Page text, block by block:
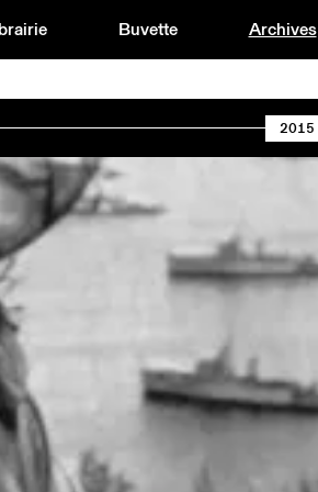
Buvette Archives
2015